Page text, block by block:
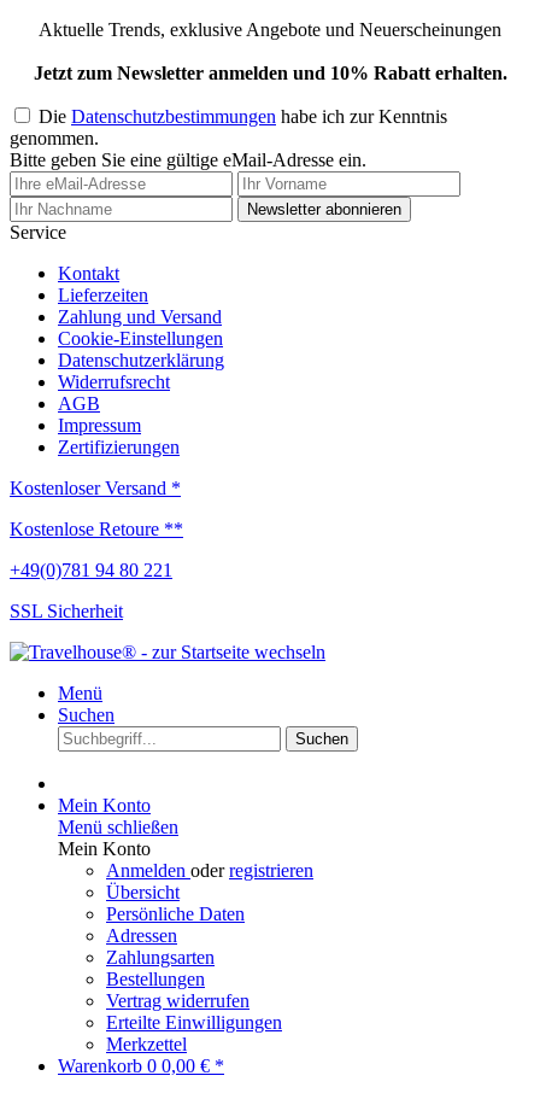
Aktuelle Trends, exklusive Angebote und Neuerscheinungen
Jetzt zum Newsletter anmelden und 10% Rabatt erhalten.
Die Datenschutzbestimmungen habe ich zur Kenntnis
genommen.
Bitte geben Sie eine gültige eMail-Adresse ein.
Newsletter abonnieren
Service
Kontakt
Lieferzeiten
Zahlung und Versand
Cookie-Einstellungen
Datenschutzerklärung
Widerrufsrecht
AGB
Impressum
Zertifizierungen
Kostenloser Versand *
Kostenlose Retoure **
+49(0)781 94 80 221
SSL Sicherheit
Menü
Suchen
Suchen
Mein Konto
Menü schließen
Mein Konto
Anmelden oderregistrieren
Übersicht
Persönliche Daten
Adressen
Zahlungsarten
Bestellungen
Vertrag widerrufen
Erteilte Einwilligungen
Merkzettel
Warenkorb 0 0,00 € *